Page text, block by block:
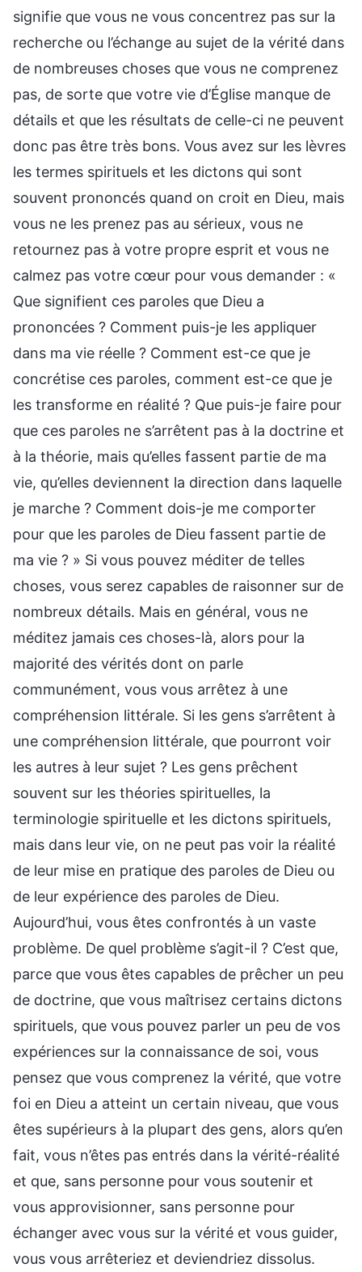
signifie que vous ne vous concentrez pas sur la
recherche ou l’échange au sujet de la vérité dans
de nombreuses choses que vous ne comprenez
pas, de sorte que votre vie d’Église manque de
détails et que les résultats de celle-ci ne peuvent
donc pas être très bons. Vous avez sur les lèvres
les termes spirituels et les dictons qui sont
souvent prononcés quand on croit en Dieu, mais
vous ne les prenez pas au sérieux, vous ne
retournez pas à votre propre esprit et vous ne
calmez pas votre cœur pour vous demander : «
Que signifient ces paroles que Dieu a
prononcées ? Comment puis-je les appliquer
dans ma vie réelle ? Comment est-ce que je
concrétise ces paroles, comment est-ce que je
les transforme en réalité ? Que puis-je faire pour
que ces paroles ne s’arrêtent pas à la doctrine et
à la théorie, mais qu’elles fassent partie de ma
vie, qu’elles deviennent la direction dans laquelle
je marche ? Comment dois-je me comporter
pour que les paroles de Dieu fassent partie de
ma vie ? » Si vous pouvez méditer de telles
choses, vous serez capables de raisonner sur de
nombreux détails. Mais en général, vous ne
méditez jamais ces choses-là, alors pour la
majorité des vérités dont on parle
communément, vous vous arrêtez à une
compréhension littérale. Si les gens s’arrêtent à
une compréhension littérale, que pourront voir
les autres à leur sujet ? Les gens prêchent
souvent sur les théories spirituelles, la
terminologie spirituelle et les dictons spirituels,
mais dans leur vie, on ne peut pas voir la réalité
de leur mise en pratique des paroles de Dieu ou
de leur expérience des paroles de Dieu.
Aujourd’hui, vous êtes confrontés à un vaste
problème. De quel problème s’agit-il ? C’est que,
parce que vous êtes capables de prêcher un peu
de doctrine, que vous maîtrisez certains dictons
spirituels, que vous pouvez parler un peu de vos
expériences sur la connaissance de soi, vous
pensez que vous comprenez la vérité, que votre
foi en Dieu a atteint un certain niveau, que vous
êtes supérieurs à la plupart des gens, alors qu’en
fait, vous n’êtes pas entrés dans la vérité-réalité
et que, sans personne pour vous soutenir et
vous approvisionner, sans personne pour
échanger avec vous sur la vérité et vous guider,
vous vous arrêteriez et deviendriez dissolus.